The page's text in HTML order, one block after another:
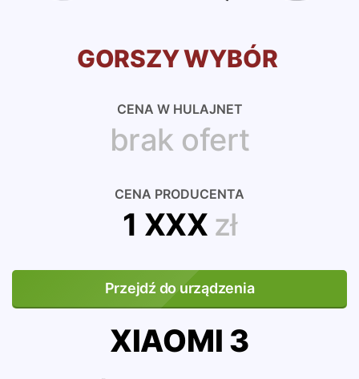
GORSZY WYBÓR
CENA W HULAJNET
brak ofert
CENA PRODUCENTA
1 XXX zł
Przejdź do urządzenia
XIAOMI 3